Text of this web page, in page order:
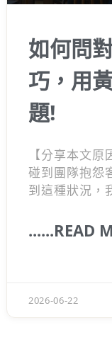
如何問
巧，用
題!
【分享本文
碰到團隊抱怨
到這種狀況，
略了對方可能
......READ
2026-06-22